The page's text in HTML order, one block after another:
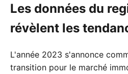
Les données du
révèlent les
L'année 2023 s'annonce
transition pour le marché